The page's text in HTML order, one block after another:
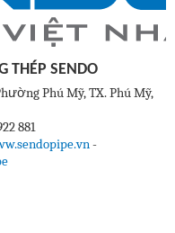
THÉP SENDO
Phú Mỹ, TX. Phú Mỹ,
881
-